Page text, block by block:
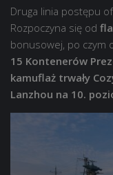
Druga linia postępu
Rozpoczyna się od
bonusowej, po czym
15 Kontenerów
kamuflaż trwały
Lanzhou na 10.